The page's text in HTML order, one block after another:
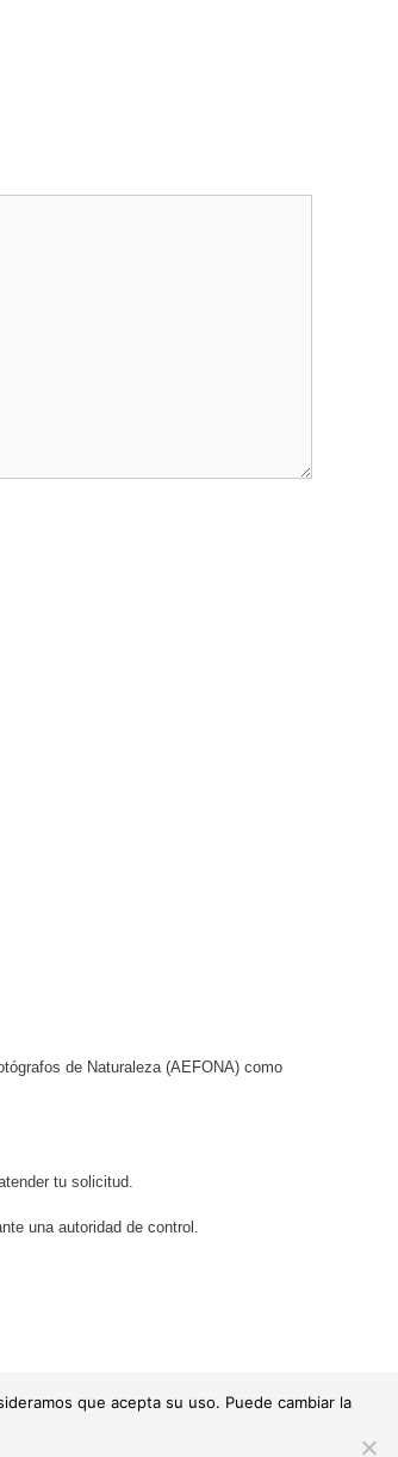
de Naturaleza (AEFONA) como
tu solicitud.
una autoridad de control.
que acepta su uso. Puede cambiar la